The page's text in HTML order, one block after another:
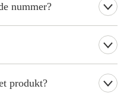
nummer?
regning.
produkt?